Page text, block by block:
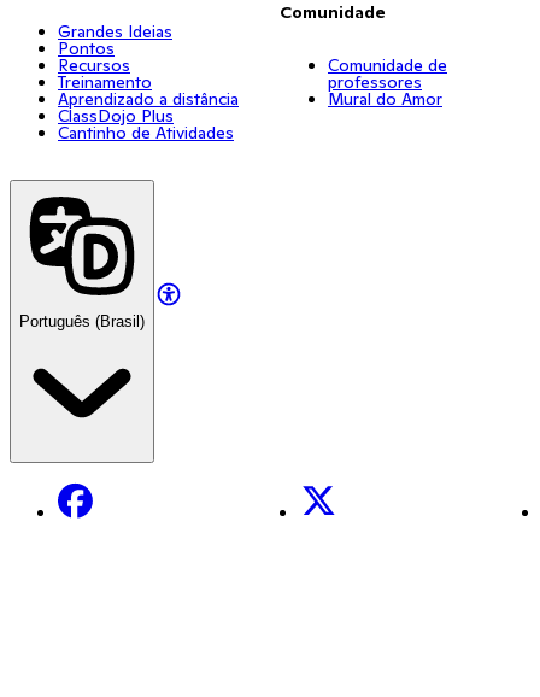
Grandes Ideias
Pontos
Recursos
Treinamento
Aprendizado a distância
ClassDojo Plus
Cantinho de Atividades
Comunidade
Comunidade de
professores
Mural do Amor
Português (Brasil)
Facebook X